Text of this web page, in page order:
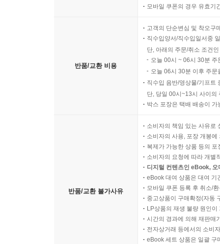
모바일 쿠폰의 경우 유효기
반품/교환 비용
고객의 단순변심 및 착오구
직수입양서/직수입일서중
단, 아래의 주문/취소 조건
오늘 00시 ~ 06시 30분
오늘 06시 30분 이후 주
직수입 음반/영상물/기프트
단, 당일 00시~13시 사이의
박스 포장은 택배 배송이
반품/교환 불가사유
소비자의 책임 있는 사유로
소비자의 사용, 포장 개봉
복제가 가능한 상품 등의
소비자의 요청에 따라 개별
디지털 컨텐츠인 eBook,
eBook 대여 상품은 대여 기
모바일 쿠폰 등록 후 취소/
중고상품이 구매확정(자동
LP상품의 재생 불량 원인
시간의 경과에 의해 재판매
전자상거래 등에서의 소비
eBook 세트 상품은 일괄 구